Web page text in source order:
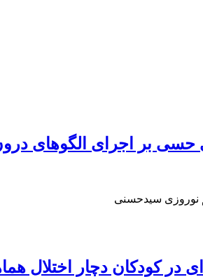
حسی بر اجرای الگوهای
نوروزی سیدحسنی
در کودکان دچار اختلال